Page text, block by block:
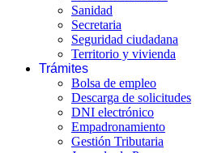
Sanidad
Secretaria
Seguridad ciudadana
Territorio y vivienda
Trámites
Bolsa de empleo
Descarga de solicitudes
DNI electrónico
Empadronamiento
Gestión Tributaria